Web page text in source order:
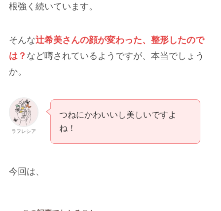
根強く続いています。
そんな辻希美さんの顔が変わった、整形したので
は？ など噂されているようですが、本当でしょう
か。
ラフレシア
つねにかわいいし美しいですよ
ね！
今回は、